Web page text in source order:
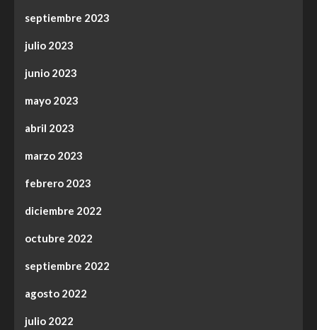
septiembre 2023
julio 2023
junio 2023
mayo 2023
abril 2023
marzo 2023
febrero 2023
diciembre 2022
octubre 2022
septiembre 2022
agosto 2022
julio 2022